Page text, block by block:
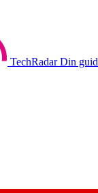
TechRadar Din